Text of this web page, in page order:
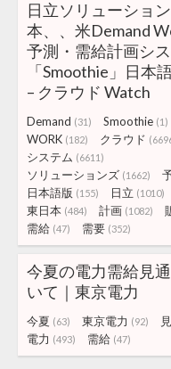
日立ソリューショ
本、、米Demand
予測・需給計画シ
「Smoothie」日本
– クラウド Watch
Demand (31) Smoothie (1)
WORK (182) クラウド
システム (6611)
ソリューションズ (1662)
日本語版 (155) 日立 (1010)
東日本 (484) 計画 (1082)
需給 (47) 需要 (352)
今夏の電力需給見
いて｜東京電力
今夏 (63) 東京電力 (92)
電力 (493) 需給 (47)